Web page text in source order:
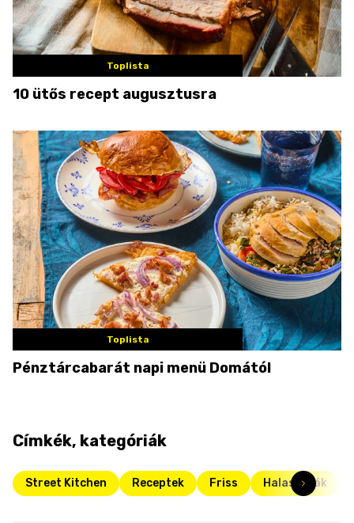
Toplista
10 ütős recept augusztusra
Toplista
Pénztárcabarát napi menü Domától
Címkék, kategóriák
Street Kitchen Receptek Friss Halas kaják